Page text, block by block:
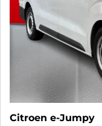
Citroen e-Jumpy